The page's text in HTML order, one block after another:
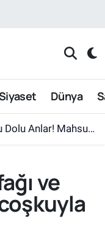
Dünya
Kalanlar Kurtarıldı
ve